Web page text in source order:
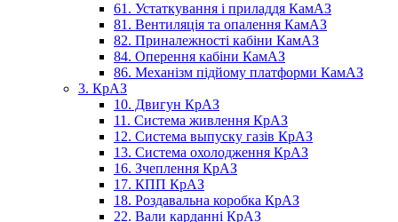
61. Устаткування і приладдя КамАЗ
81. Вентиляція та опалення КамАЗ
82. Приналежності кабіни КамАЗ
84. Оперення кабіни КамАЗ
86. Механізм підйому платформи КамАЗ
3. КрАЗ
10. Двигун КрАЗ
11. Система живлення КрАЗ
12. Система выпуску газів КрАЗ
13. Система охолодження КрАЗ
16. Зчеплення КрАЗ
17. КПП КрАЗ
18. Роздавальна коробка КрАЗ
22. Вали карданні КрАЗ